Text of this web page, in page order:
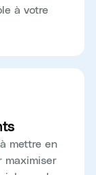
à votre
mettre en
maximiser